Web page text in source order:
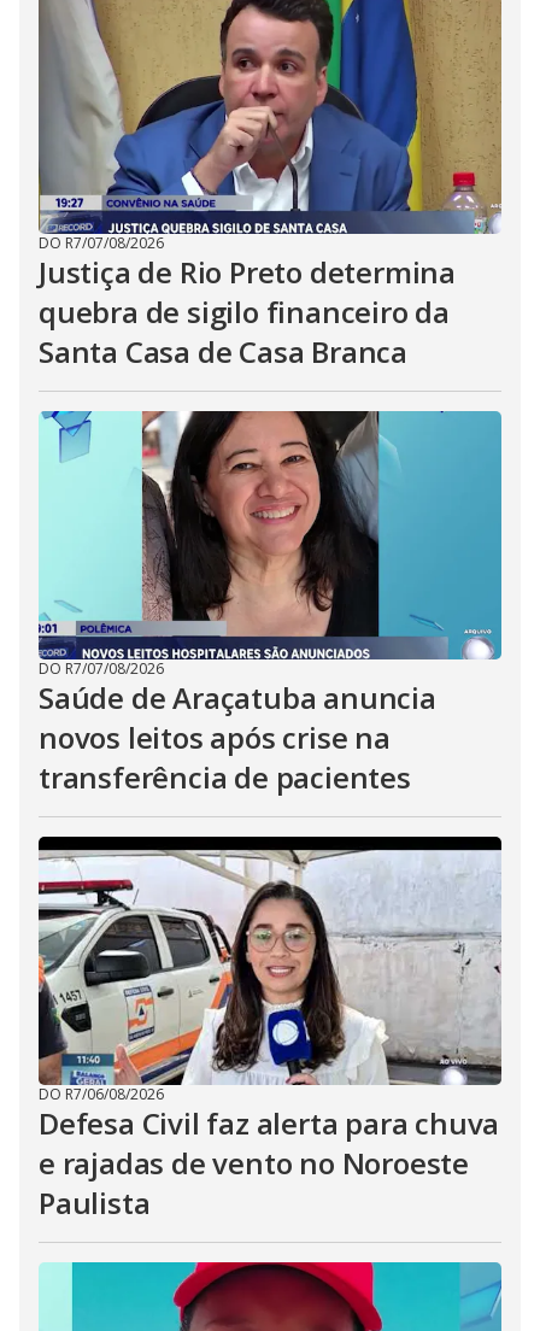
DO R7/07/08/2026
Justiça de Rio Preto determina
quebra de sigilo financeiro da
Santa Casa de Casa Branca
DO R7/07/08/2026
Saúde de Araçatuba anuncia
novos leitos após crise na
transferência de pacientes
DO R7/06/08/2026
Defesa Civil faz alerta para chuva
e rajadas de vento no Noroeste
Paulista